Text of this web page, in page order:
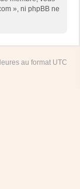
», ni phpBB ne
au format UTC